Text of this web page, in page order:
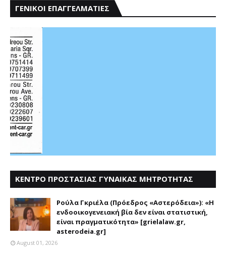
ΓΕΝΙΚΟΙ ΕΠΑΓΓΕΛΜΑΤΙΕΣ
ΚΕΝΤΡΟ ΠΡΟΣΤΑΣΙΑΣ ΓΥΝΑΙΚΑΣ ΜΗΤΡΟΤΗΤΑΣ
Ρούλα Γκριέλα (Πρόεδρος «Αστερόδεια»): «Η
ενδοοικογενειακή βία δεν είναι στατιστική,
είναι πραγματικότητα» [grielalaw.gr,
asterodeia.gr]
August 01, 2026